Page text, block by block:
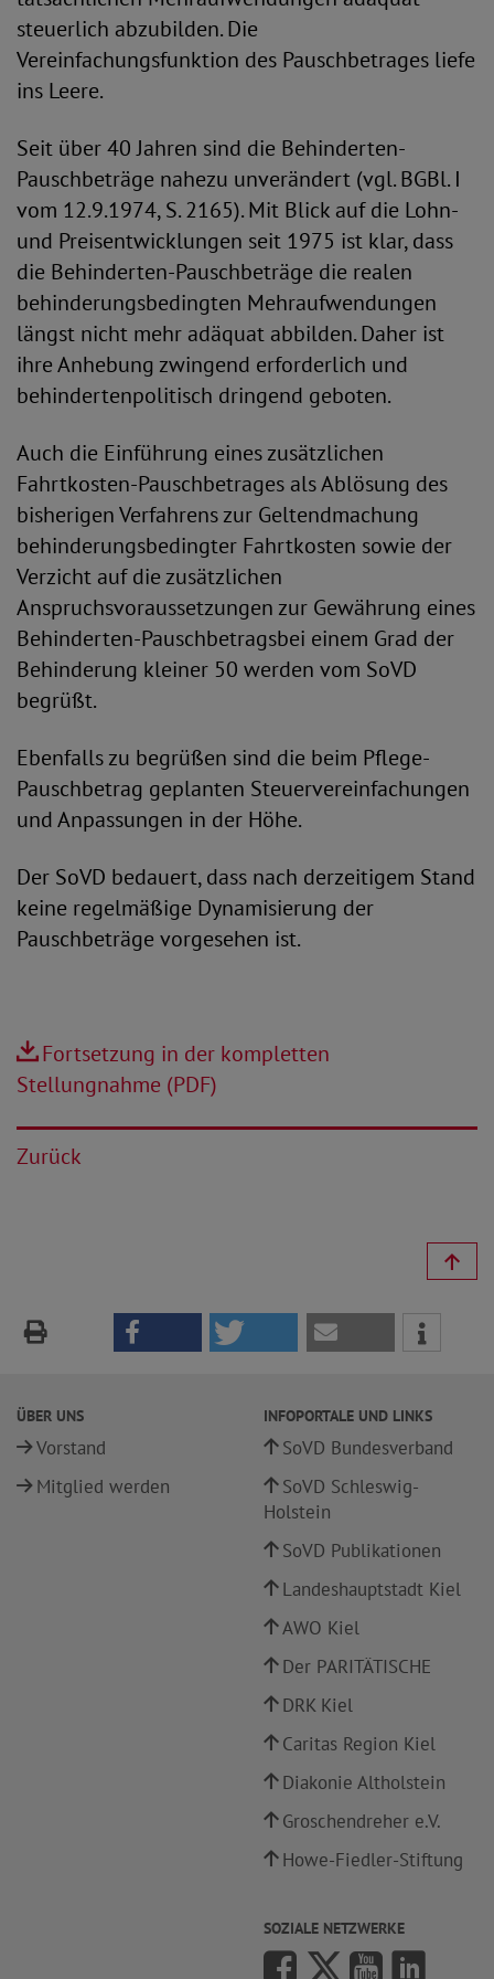
steuerlich abzubilden. Die
Vereinfachungsfunktion des Pauschbetrages liefe
ins Leere.
Seit über 40 Jahren sind die Behinderten-
Pauschbeträge nahezu unverändert (vgl. BGBl. I
vom 12.9.1974, S. 2165). Mit Blick auf die Lohn-
und Preisentwicklungen seit 1975 ist klar, dass
die Behinderten-Pauschbeträge die realen
behinderungsbedingten Mehraufwendungen
längst nicht mehr adäquat abbilden. Daher ist
ihre Anhebung zwingend erforderlich und
behindertenpolitisch dringend geboten.
Auch die Einführung eines zusätzlichen
Fahrtkosten-Pauschbetrages als Ablösung des
bisherigen Verfahrens zur Geltendmachung
behinderungsbedingter Fahrtkosten sowie der
Verzicht auf die zusätzlichen
Anspruchsvoraussetzungen zur Gewährung eines
Behinderten-Pauschbetragsbei einem Grad der
Behinderung kleiner 50 werden vom SoVD
begrüßt.
Ebenfalls zu begrüßen sind die beim Pflege-
Pauschbetrag geplanten Steuervereinfachungen
und Anpassungen in der Höhe.
Der SoVD bedauert, dass nach derzeitigem Stand
keine regelmäßige Dynamisierung der
Pauschbeträge vorgesehen ist.
Fortsetzung in der kompletten
Stellungnahme (PDF)
Zurück
ÜBER UNS
Vorstand
Mitglied werden
INFOPORTALE UND LINKS
SoVD Bundesverband
SoVD Schleswig-
Holstein
SoVD Publikationen
Landeshauptstadt Kiel
AWO Kiel
Der PARITÄTISCHE
DRK Kiel
Caritas Region Kiel
Diakonie Altholstein
Groschendreher e.V.
Howe-Fiedler-Stiftung
SOZIALE NETZWERKE